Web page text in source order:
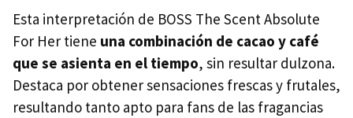
Esta interpretación de BOSS The Scent Absolute
For Her tiene una combinación de cacao y café
que se asienta en el tiempo, sin resultar dulzona.
Destaca por obtener sensaciones frescas y frutales,
resultando tanto apto para fans de las fragancias